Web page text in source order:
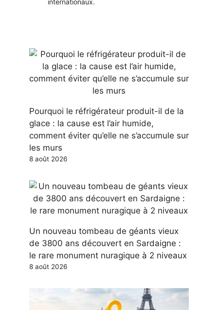
Pourquoi le réfrigérateur produit-il de la
glace : la cause est l’air humide,
comment éviter qu’elle ne s’accumule sur
les murs
8 août 2026
Un nouveau tombeau de géants vieux
de 3800 ans découvert en Sardaigne :
le rare monument nuragique à 2 niveaux
8 août 2026